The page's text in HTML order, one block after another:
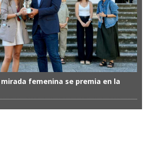
femenina se premia en la